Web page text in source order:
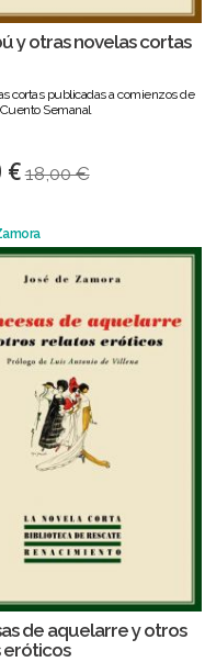
y otras novelas cortas
cortas publicadas a comienzos de
Semanal
€18,00 €
de aquelarre y otros
eróticos